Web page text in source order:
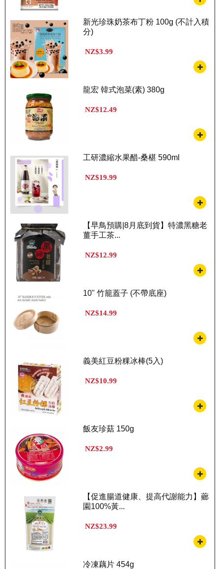
新光珍珠奶茶布丁粉 100g (不計入積
分)
NZ$3.99
龍宏 韓式泡菜(素) 380g
NZ$12.49
工研濃縮水果醋-桑椹 590ml
NZ$19.99
【早鳥預購|8月底到貨】特濃黑糖老
薑手工茶...
NZ$12.99
10" 竹籠蓋子 (不帶底座)
NZ$14.99
義美紅豆粉粿冰棒(5入)
NZ$10.99
飯友珍菇 150g
NZ$2.99
【促進腸道健康、提高代謝能力】薌
園100%黃...
NZ$23.99
冷凍藕片 454g